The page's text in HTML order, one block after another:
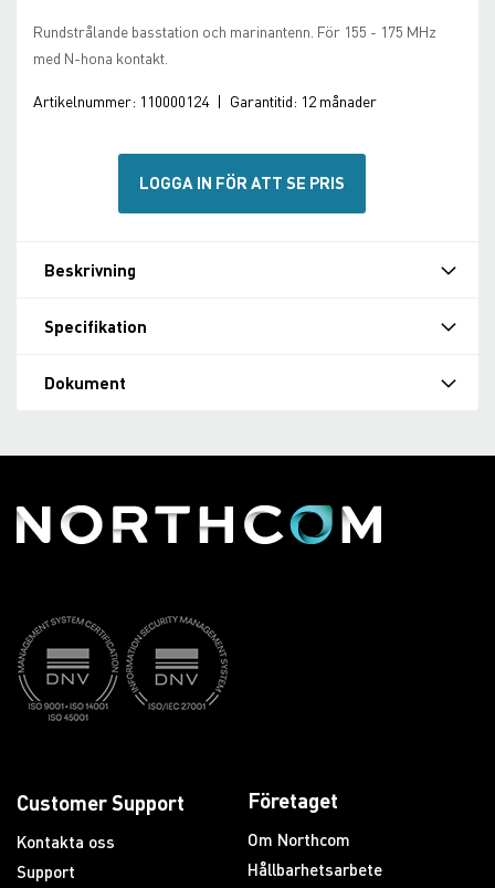
Rundstrålande basstation och marinantenn. För 155 - 175 MHz
med N-hona kontakt.
Artikelnummer: 110000124 | Garantitid: 12 månader
LOGGA IN FÖR ATT SE PRIS
gallery
Beskrivning
Specifikation
Dokument
Customer Support
Kontakta oss
Support
Företaget
Om Northcom
Hållbarhetsarbete